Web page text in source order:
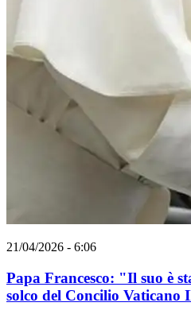
21/04/2026 - 6:06
Papa Francesco: "Il suo è
solco del Concilio Vaticano